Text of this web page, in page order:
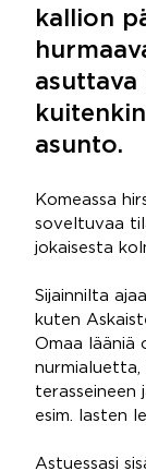
kallion
asuttava
asunto.
Komeassa
soveltuvaa
jokaisesta
Sijainnilta
kuten
Omaa lääniä
nurmialuetta,
terasseineen
esim. lasten
Astuessasi